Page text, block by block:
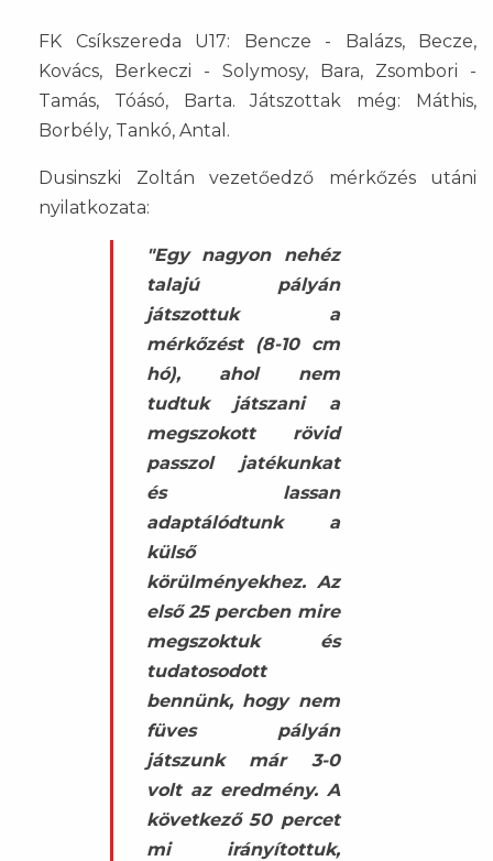
FK Csíkszereda U17: Bencze - Balázs, Becze,
Kovács, Berkeczi - Solymosy, Bara, Zsombori -
Tamás, Tóásó, Barta. Játszottak még: Máthis,
Borbély, Tankó, Antal.
Dusinszki Zoltán vezetőedző mérkőzés utáni
nyilatkozata:
"Egy nagyon nehéz
talajú pályán
játszottuk a
mérkőzést (8-10 cm
hó), ahol nem
tudtuk játszani a
megszokott rövid
passzol jatékunkat
és lassan
adaptálódtunk a
külső
körülményekhez. Az
első 25 percben mire
megszoktuk és
tudatosodott
bennünk, hogy nem
füves pályán
játszunk már 3-0
volt az eredmény. A
következő 50 percet
mi irányítottuk,